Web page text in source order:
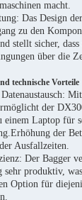
macht.
Das Design
zu den
stellt sicher,
über die
technische Vorteile
der
einem Laptop für
der
Ausfallzeiten.
Der Bagger
sehr produktiv,
Option für